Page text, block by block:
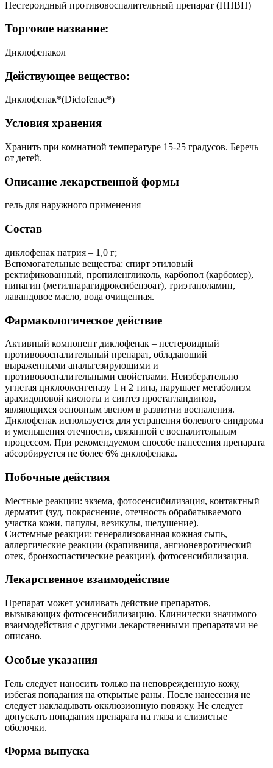
Нестероидный противовоспалительный препарат (НПВП)
Торговое название:
Диклофенакол
Действующее вещество:
Диклофенак*(Diclofenac*)
Условия хранения
Хранить при комнатной температуре 15-25 градусов. Беречь
от детей.
Описание лекарственной формы
гель для наружного применения
Состав
диклофенак натрия – 1,0 г;
Вспомогательные вещества: спирт этиловый
ректификованный, пропиленгликоль, карбопол (карбомер),
нипагин (метилпарагидроксибензоат), триэтаноламин,
лавандовое масло, вода очищенная.
Фармакологическое действие
Активный компонент диклофенак – нестероидный
противовоспалительный препарат, обладающий
выраженными анальгезирующими и
противовоспалительными свойствами. Неизберательно
угнетая циклооксигеназу 1 и 2 типа, нарушает метаболизм
арахидоновой кислоты и синтез простагландинов,
являющихся основным звеном в развитии воспаления.
Диклофенак используется для устранения болевого синдрома
и уменьшения отечности, связанной с воспалительным
процессом. При рекомендуемом способе нанесения препарата
абсорбируется не более 6% диклофенака.
Побочные действия
Местные реакции: экзема, фотосенсибилизация, контактный
дерматит (зуд, покраснение, отечность обрабатываемого
участка кожи, папулы, везикулы, шелушение).
Системные реакции: генерализованная кожная сыпь,
аллергические реакции (крапивница, ангионевротический
отек, бронхоспастические реакции), фотосенсибилизация.
Лекарственное взаимодействие
Препарат может усиливать действие препаратов,
вызывающих фотосенсибилизацию. Клинически значимого
взаимодействия с другими лекарственными препаратами не
описано.
Особые указания
Гель следует наносить только на неповрежденную кожу,
избегая попадания на открытые раны. После нанесения не
следует накладывать окклюзионную повязку. Не следует
допускать попадания препарата на глаза и слизистые
оболочки.
Форма выпуска